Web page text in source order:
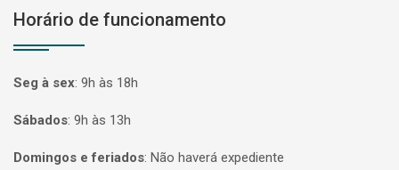
Horário de funcionamento
Seg à sex: 9h às 18h
Sábados: 9h às 13h
Domingos e feriados: Não haverá expediente